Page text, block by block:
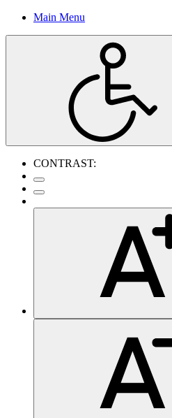
Main Menu
CONTRAST: